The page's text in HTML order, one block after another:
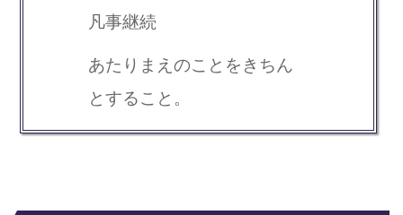
凡事継続
あたりまえのことをきちん
とすること。